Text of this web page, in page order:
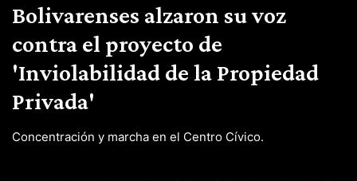
Bolivarenses alzaron su voz
contra el proyecto de
'Inviolabilidad de la Propiedad
Privada'
Concentración y marcha en el Centro Cívico.